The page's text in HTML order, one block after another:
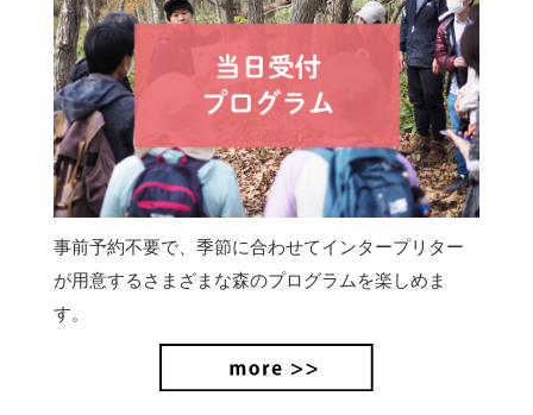
事前予約不要で、季節に合わせてインタープリター
が用意するさまざまな森のプログラムを楽しめま
す。